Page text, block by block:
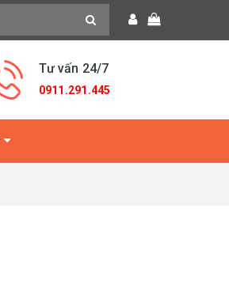
Tư vấn 24/7
0911.291.445